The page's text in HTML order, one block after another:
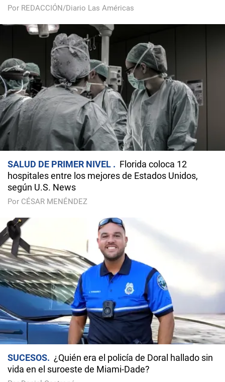
Por REDACCIÓN/Diario Las Américas
SALUD DE PRIMER NIVEL
Florida coloca 12
hospitales entre los mejores de Estados Unidos,
según U.S. News
Por CÉSAR MENÉNDEZ
SUCESOS
¿Quién era el policía de Doral hallado sin
vida en el suroeste de Miami-Dade?